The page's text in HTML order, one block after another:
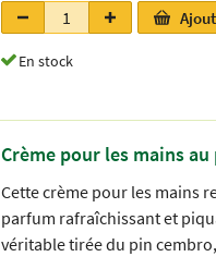
En stock
Crème pour les mains
Cette crème pour les mains
parfum rafraîchissant et
véritable tirée du pin